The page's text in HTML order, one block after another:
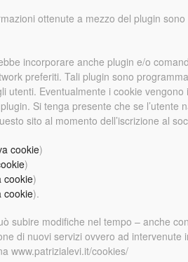
ottenute a mezzo del plugin
incorporare anche plugin e/o
preferiti. Tali plugin sono
utenti. Eventualmente i cookie
Si tenga presente che se
sito al momento dell’iscrizione al
cookie)
)
cookie)
cookie).
subire modifiche nel tempo – anche
di nuovi servizi ovvero ad
www.patrizialevi.it/cookies/